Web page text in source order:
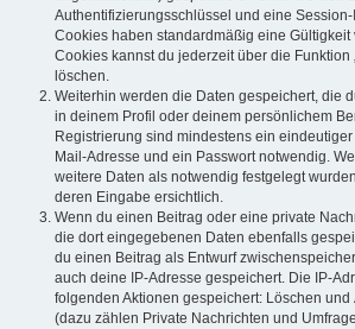
Authentifizierungsschlüssel und eine
Cookies haben standardmäßig eine Gültigkeit
Cookies kannst du jederzeit über die Funktion
löschen.
Weiterhin werden die Daten gespeichert, die
in deinem Profil oder deinem persönlichem
Registrierung sind mindestens ein
Mail-Adresse und ein Passwort notwendig.
weitere Daten als notwendig festgelegt
deren Eingabe ersichtlich.
Wenn du einen Beitrag oder eine private
die dort eingegebenen Daten ebenfalls
du einen Beitrag als Entwurf
auch deine IP-Adresse gespeichert. Die IP-
folgenden Aktionen gespeichert: Löschen
(dazu zählen Private Nachrichten und